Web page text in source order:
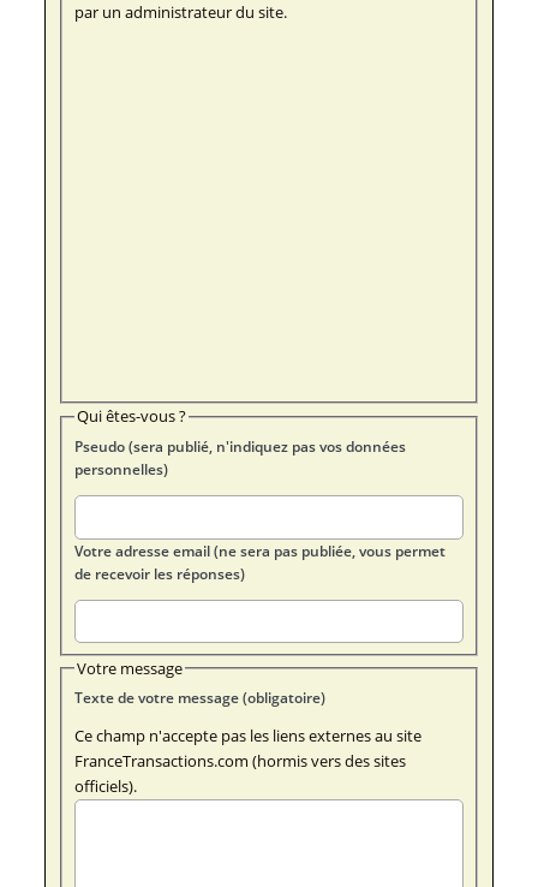
par un administrateur du site.
Qui êtes-vous ?
Pseudo (sera publié, n'indiquez pas vos données
personnelles)
Votre adresse email (ne sera pas publiée, vous permet
de recevoir les réponses)
Votre message
Texte de votre message (obligatoire)
Ce champ n'accepte pas les liens externes au site
FranceTransactions.com (hormis vers des sites
officiels).